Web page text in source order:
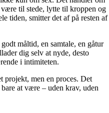
til stede, lytte til kroppen og
tiden, smitter det af på resten af
måltid, en samtale, en gåtur
dig selv at nyde, desto
i intimiteten.
projekt, men en proces. Det
at være – uden krav, uden